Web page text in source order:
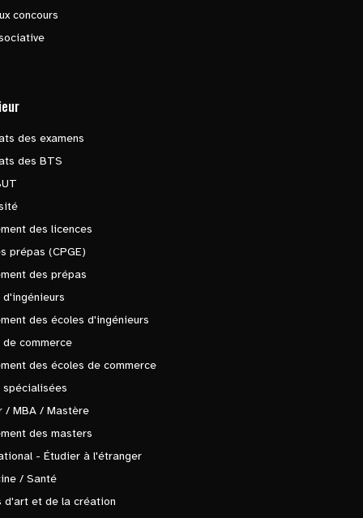
concours
des examens
des BTS
des licences
prépas (CPGE)
des prépas
d'ingénieurs
des écoles d'ingénieurs
de commerce
des écoles de commerce
spécialisées
/ MBA / Mastère
des masters
- Étudier à l'étranger
/ Santé
d'art et de la création